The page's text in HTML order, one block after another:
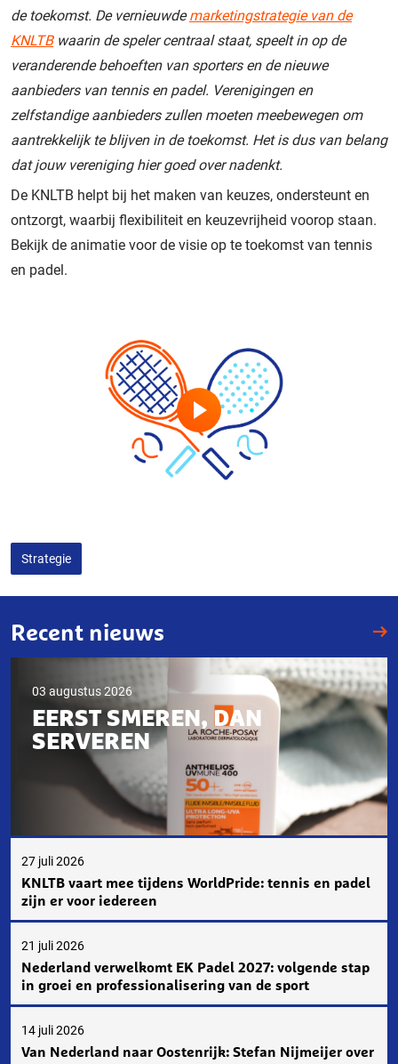
de toekomst. De vernieuwdemarketingstrategie van de
KNLTBwaarin de speler centraal staat, speelt in op de
veranderende behoeften van sporters en de nieuwe
aanbieders van tennis en padel. Verenigingen en
zelfstandige aanbieders zullen moeten meebewegen om
aantrekkelijk te blijven in de toekomst. Het is dus van belang
dat jouw vereniging hier goed over nadenkt.
De KNLTB helpt bij het maken van keuzes, ondersteunt en
ontzorgt, waarbij flexibiliteit en keuzevrijheid voorop staan.
Bekijk de animatie voor de visie op te toekomst van tennis
en padel.
Strategie
Recent nieuws
03 augustus 2026
EERST SMEREN, DAN
SERVEREN
27 juli 2026
KNLTB vaart mee tijdens WorldPride: tennis en padel
zijn er voor iedereen
21 juli 2026
Nederland verwelkomt EK Padel 2027: volgende stap
in groei en professionalisering van de sport
14 juli 2026
Van Nederland naar Oostenrijk: Stefan Nijmeijer over